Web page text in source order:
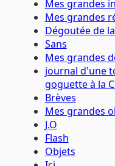
Mes grandes
Mes grandes
Dégoutée de
Sans
Mes grandes
journal d'une
goguette à la
Brèves
Mes grandes
J.O
Flash
Objets